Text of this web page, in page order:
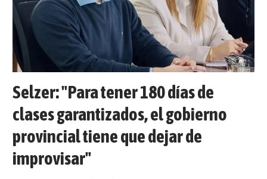
Selzer: "Para tener 180 días de
clases garantizados, el gobierno
provincial tiene que dejar de
improvisar"